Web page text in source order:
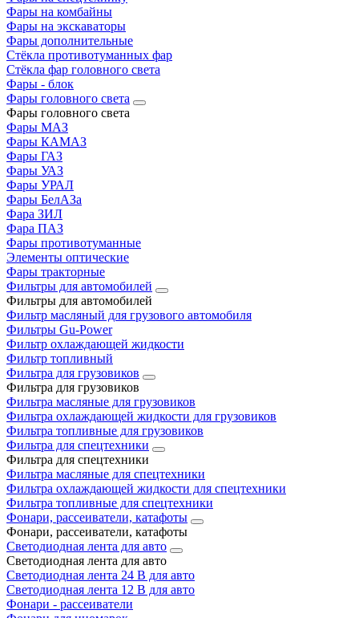
Фары на комбайны
Фары на экскаваторы
Фары дополнительные
Стёкла противотуманных фар
Стёкла фар головного света
Фары - блок
Фары головного света
Фары головного света
Фары МАЗ
Фары КАМАЗ
Фары ГАЗ
Фары УАЗ
Фары УРАЛ
Фары БелАЗа
Фара ЗИЛ
Фара ПАЗ
Фары противотуманные
Элементы оптические
Фары тракторные
Фильтры для автомобилей
Фильтры для автомобилей
Фильтр масляный для грузового автомобиля
Фильтры Gu-Power
Фильтр охлаждающей жидкости
Фильтр топливный
Фильтра для грузовиков
Фильтра для грузовиков
Фильтра масляные для грузовиков
Фильтра охлаждающей жидкости для грузовиков
Фильтра топливные для грузовиков
Фильтра для спецтехники
Фильтра для спецтехники
Фильтра масляные для спецтехники
Фильтра охлаждающей жидкости для спецтехники
Фильтра топливные для спецтехники
Фонари, рассеиватели, катафоты
Фонари, рассеиватели, катафоты
Светодиодная лента для авто
Светодиодная лента для авто
Светодиодная лента 24 В для авто
Светодиодная лента 12 В для авто
Фонари - рассеиватели